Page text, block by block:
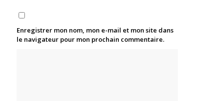
Enregistrer mon nom, mon e-mail et mon site dans
le navigateur pour mon prochain commentaire.